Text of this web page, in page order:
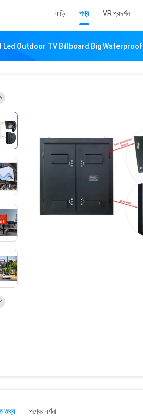
বাড়ি পণ্য VR প্রদর্শন
Led Outdoor TV Billboard Big Waterproof
তথ্য পণ্যের বর্ণনা